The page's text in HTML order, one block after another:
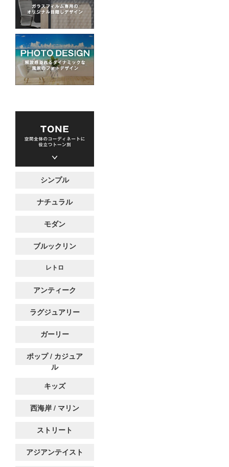
シンプル
ナチュラル
モダン
ブルックリン
レトロ
アンティーク
ラグジュアリー
ガーリー
ポップ / カジュア
ル
キッズ
西海岸 / マリン
ストリート
アジアンテイスト